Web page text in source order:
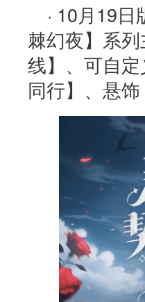
· 10月19
棘幻夜】系
线】、可自
同行】、悬